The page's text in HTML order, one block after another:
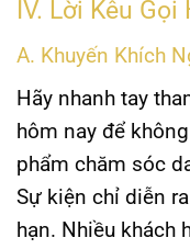
IV. Lời Kêu
A. Khuyến Khích
Hãy nhanh tay
hôm nay để
phẩm chăm sóc
Sự kiện chỉ diễn
hạn. Nhiều khách